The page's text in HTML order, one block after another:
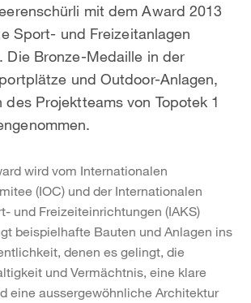
mit dem Award 2013
Sport- und Freizeitanlagen
Die Bronze-Medaille in der
und Outdoor-Anlagen,
des Projektteams von Topotek 1
wird vom Internationalen
(IOC) und der Internationalen
und Freizeiteinrichtungen (IAKS)
beispielhafte Bauten und Anlagen ins
denen es gelingt, die
und Vermächtnis, eine klare
eine aussergewöhnliche Architektur